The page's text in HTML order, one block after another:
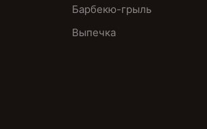
Барбекю-грыль
Выпечка